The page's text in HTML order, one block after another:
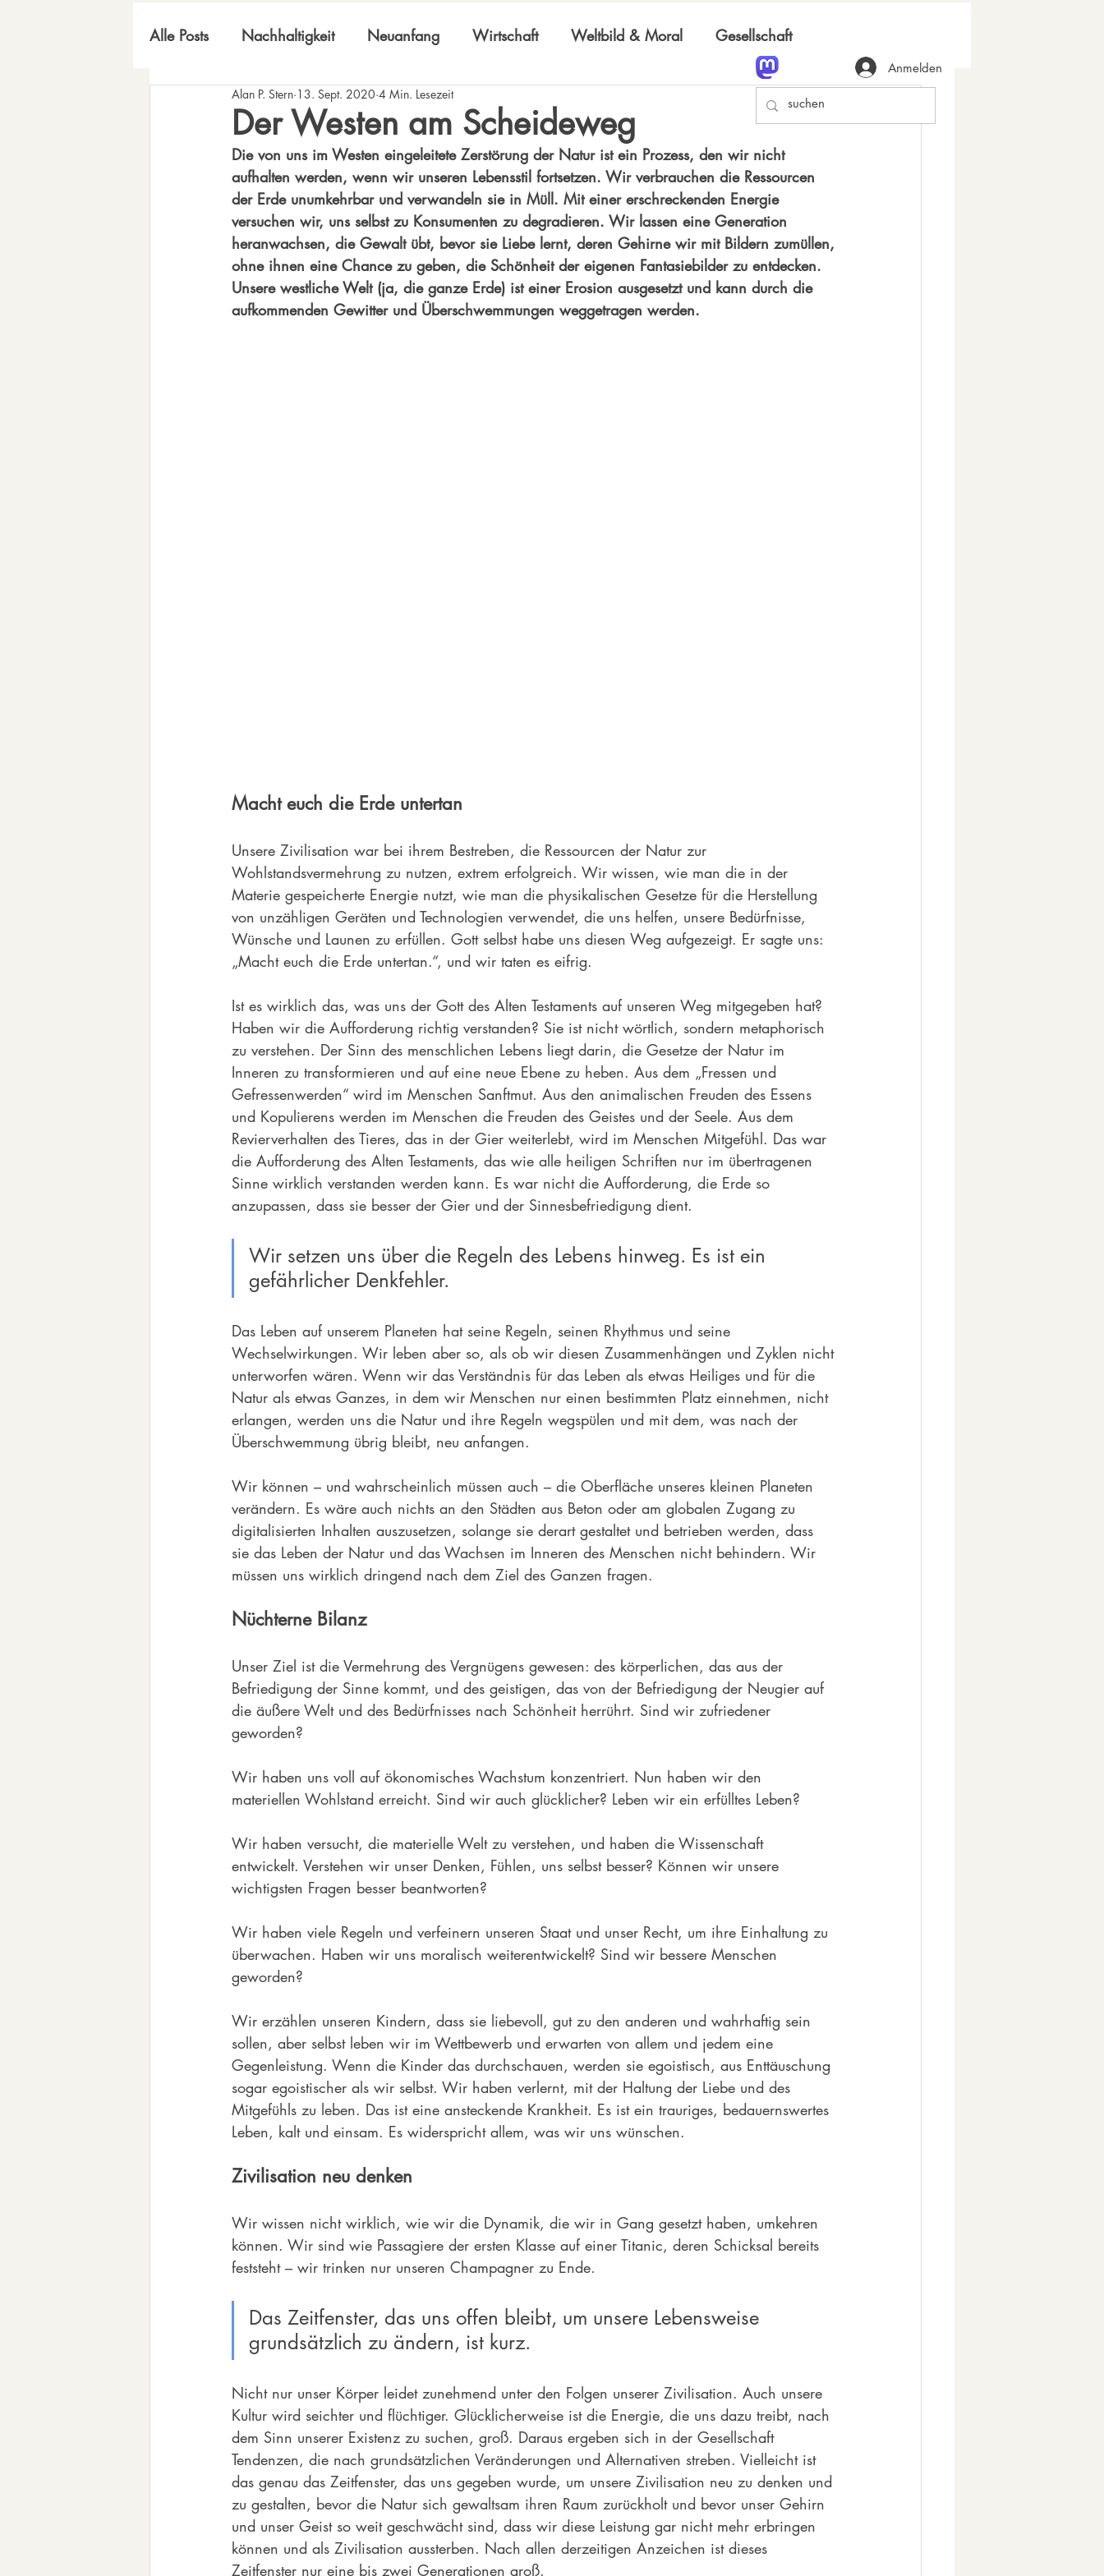
Alle Posts Nachhaltigkeit Neuanfang Wirtschaft Weltbild & Moral Gesellschaft
inneres Universum
Der Westen am Scheideweg
Alan P. Stern 13. Sept. 2020 4 Min. Lesezeit
Die von uns im Westen eingeleitete Zerstörung der Natur ist ein Prozess, den wir nicht
aufhalten werden, wenn wir unseren Lebensstil fortsetzen. Wir verbrauchen die Ressourcen
der Erde unumkehrbar und verwandeln sie in Müll. Mit einer erschreckenden Energie
versuchen wir, uns selbst zu Konsumenten zu degradieren. Wir lassen eine Generation
heranwachsen, die Gewalt übt, bevor sie Liebe lernt, deren Gehirne wir mit Bildern zumüllen,
ohne ihnen eine Chance zu geben, die Schönheit der eigenen Fantasiebilder zu entdecken.
Unsere westliche Welt (ja, die ganze Erde) ist einer Erosion ausgesetzt und kann durch die
aufkommenden Gewitter und Überschwemmungen weggetragen werden.
Macht euch die Erde untertan
Unsere Zivilisation war bei ihrem Bestreben, die Ressourcen der Natur zur
Wohlstandsvermehrung zu nutzen, extrem erfolgreich. Wir wissen, wie man die in der
Materie gespeicherte Energie nutzt, wie man die physikalischen Gesetze für die Herstellung
von unzähligen Geräten und Technologien verwendet, die uns helfen, unsere Bedürfnisse,
Wünsche und Launen zu erfüllen. Gott selbst habe uns diesen Weg aufgezeigt. Er sagte uns:
„Macht euch die Erde untertan.“, und wir taten es eifrig.
Ist es wirklich das, was uns der Gott des Alten Testaments auf unseren Weg mitgegeben hat?
Haben wir die Aufforderung richtig verstanden? Sie ist nicht wörtlich, sondern metaphorisch
zu verstehen. Der Sinn des menschlichen Lebens liegt darin, die Gesetze der Natur im
Inneren zu transformieren und auf eine neue Ebene zu heben. Aus dem „Fressen und
Gefressenwerden“ wird im Menschen Sanftmut. Aus den animalischen Freuden des Essens
und Kopulierens werden im Menschen die Freuden des Geistes und der Seele. Aus dem
Revierverhalten des Tieres, das in der Gier weiterlebt, wird im Menschen Mitgefühl. Das war
die Aufforderung des Alten Testaments, das wie alle heiligen Schriften nur im übertragenen
Sinne wirklich verstanden werden kann. Es war nicht die Aufforderung, die Erde so
anzupassen, dass sie besser der Gier und der Sinnesbefriedigung dient.
Wir setzen uns über die Regeln des Lebens hinweg. Es ist ein
gefährlicher Denkfehler.
Das Leben auf unserem Planeten hat seine Regeln, seinen Rhythmus und seine
Wechselwirkungen. Wir leben aber so, als ob wir diesen Zusammenhängen und Zyklen nicht
unterworfen wären. Wenn wir das Verständnis für das Leben als etwas Heiliges und für die
Natur als etwas Ganzes, in dem wir Menschen nur einen bestimmten Platz einnehmen, nicht
erlangen, werden uns die Natur und ihre Regeln wegspülen und mit dem, was nach der
Überschwemmung übrig bleibt, neu anfangen.
Wir können – und wahrscheinlich müssen auch – die Oberfläche unseres kleinen Planeten
verändern. Es wäre auch nichts an den Städten aus Beton oder am globalen Zugang zu
digitalisierten Inhalten auszusetzen, solange sie derart gestaltet und betrieben werden, dass
sie das Leben der Natur und das Wachsen im Inneren des Menschen nicht behindern. Wir
müssen uns wirklich dringend nach dem Ziel des Ganzen fragen.
Nüchterne Bilanz
Unser Ziel ist die Vermehrung des Vergnügens gewesen: des körperlichen, das aus der
Befriedigung der Sinne kommt, und des geistigen, das von der Befriedigung der Neugier auf
die äußere Welt und des Bedürfnisses nach Schönheit herrührt. Sind wir zufriedener
geworden?
Wir haben uns voll auf ökonomisches Wachstum konzentriert. Nun haben wir den
materiellen Wohlstand erreicht. Sind wir auch glücklicher? Leben wir ein erfülltes Leben?
Wir haben versucht, die materielle Welt zu verstehen, und haben die Wissenschaft
entwickelt. Verstehen wir unser Denken, Fühlen, uns selbst besser? Können wir unsere
wichtigsten Fragen besser beantworten?
Wir haben viele Regeln und verfeinern unseren Staat und unser Recht, um ihre Einhaltung zu
überwachen. Haben wir uns moralisch weiterentwickelt? Sind wir bessere Menschen
geworden?
Wir erzählen unseren Kindern, dass sie liebevoll, gut zu den anderen und wahrhaftig sein
sollen, aber selbst leben wir im Wettbewerb und erwarten von allem und jedem eine
Gegenleistung. Wenn die Kinder das durchschauen, werden sie egoistisch, aus Enttäuschung
sogar egoistischer als wir selbst. Wir haben verlernt, mit der Haltung der Liebe und des
Mitgefühls zu leben. Das ist eine ansteckende Krankheit. Es ist ein trauriges, bedauernswertes
Leben, kalt und einsam. Es widerspricht allem, was wir uns wünschen.
Zivilisation neu denken
Wir wissen nicht wirklich, wie wir die Dynamik, die wir in Gang gesetzt haben, umkehren
können. Wir sind wie Passagiere der ersten Klasse auf einer Titanic, deren Schicksal bereits
feststeht – wir trinken nur unseren Champagner zu Ende.
Das Zeitfenster, das uns offen bleibt, um unsere Lebensweise
grundsätzlich zu ändern, ist kurz.
Nicht nur unser Körper leidet zunehmend unter den Folgen unserer Zivilisation. Auch unsere
Kultur wird seichter und flüchtiger. Glücklicherweise ist die Energie, die uns dazu treibt, nach
dem Sinn unserer Existenz zu suchen, groß. Daraus ergeben sich in der Gesellschaft
Tendenzen, die nach grundsätzlichen Veränderungen und Alternativen streben. Vielleicht ist
das genau das Zeitfenster, das uns gegeben wurde, um unsere Zivilisation neu zu denken und
zu gestalten, bevor die Natur sich gewaltsam ihren Raum zurückholt und bevor unser Gehirn
und unser Geist so weit geschwächt sind, dass wir diese Leistung gar nicht mehr erbringen
können und als Zivilisation aussterben. Nach allen derzeitigen Anzeichen ist dieses
Zeitfenster nur eine bis zwei Generationen groß.
Anmelden